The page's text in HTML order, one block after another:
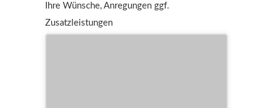
Ihre Wünsche, Anregungen ggf.
Zusatzleistungen